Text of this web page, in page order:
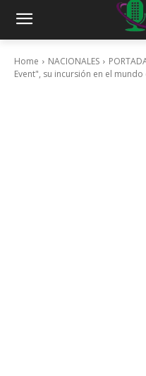
Home NACIONALES
Event", su incursión en el mundo